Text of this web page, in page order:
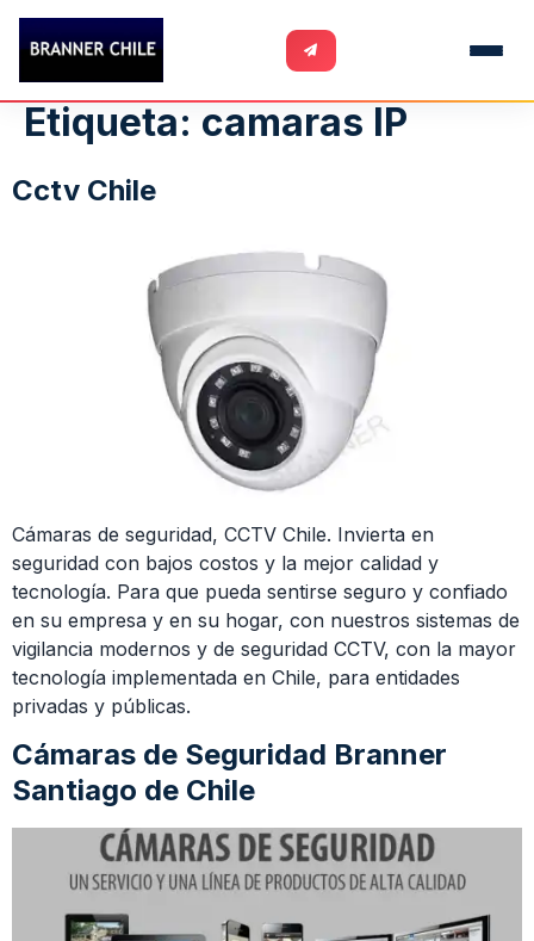
Etiqueta: camaras IP
Cctv Chile
Cámaras de seguridad, CCTV Chile. Invierta en
seguridad con bajos costos y la mejor calidad y
tecnología. Para que pueda sentirse seguro y confiado
en su empresa y en su hogar, con nuestros sistemas de
vigilancia modernos y de seguridad CCTV, con la mayor
tecnología implementada en Chile, para entidades
privadas y públicas.
Cámaras de Seguridad Branner
Santiago de Chile